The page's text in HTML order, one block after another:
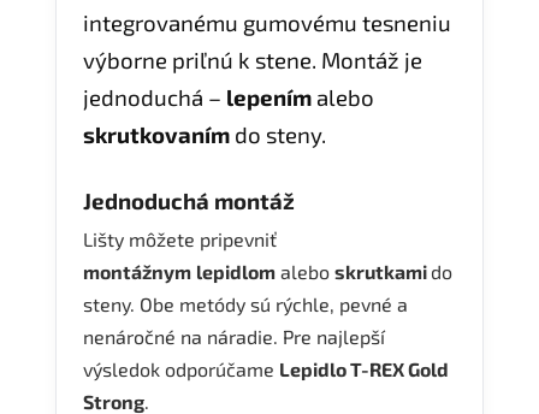
integrovanému gumovému tesneniu
výborne priľnú k stene. Montáž je
jednoduchá – lepením alebo
skrutkovaním do steny.
Jednoduchá montáž
Lišty môžete pripevniť
montážnym lepidlom alebo skrutkami do
steny. Obe metódy sú rýchle, pevné a
nenáročné na náradie. Pre najlepší
výsledok odporúčame Lepidlo T-REX Gold
Strong.